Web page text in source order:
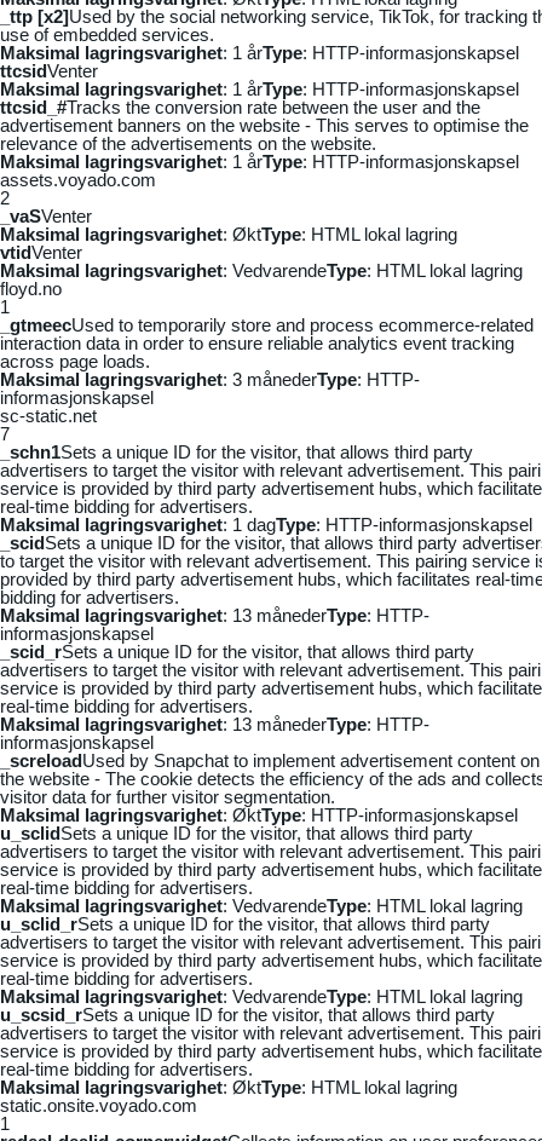
_ttp [x2]Used by the social networking service, TikTok, for tracking
use of embedded services.
Maksimal lagringsvarighet: 1 årType: HTTP-informasjonskapsel
ttcsidVenter
Maksimal lagringsvarighet: 1 årType: HTTP-informasjonskapsel
ttcsid_#Tracks the conversion rate between the user and the
advertisement banners on the website - This serves to optimise the
relevance of the advertisements on the website.
Maksimal lagringsvarighet: 1 årType: HTTP-informasjonskapsel
assets.voyado.com
2
_vaSVenter
Maksimal lagringsvarighet: ØktType: HTML lokal lagring
vtidVenter
Maksimal lagringsvarighet: VedvarendeType: HTML lokal lagring
floyd.no
1
_gtmeecUsed to temporarily store and process ecommerce-related
interaction data in order to ensure reliable analytics event tracking
across page loads.
Maksimal lagringsvarighet: 3 månederType: HTTP-
informasjonskapsel
sc-static.net
7
_schn1Sets a unique ID for the visitor, that allows third party
advertisers to target the visitor with relevant advertisement. This
service is provided by third party advertisement hubs, which
real-time bidding for advertisers.
Maksimal lagringsvarighet: 1 dagType: HTTP-informasjonskapsel
_scidSets a unique ID for the visitor, that allows third party
to target the visitor with relevant advertisement. This pairing service
provided by third party advertisement hubs, which facilitates real-
bidding for advertisers.
Maksimal lagringsvarighet: 13 månederType: HTTP-
informasjonskapsel
_scid_rSets a unique ID for the visitor, that allows third party
advertisers to target the visitor with relevant advertisement. This
service is provided by third party advertisement hubs, which
real-time bidding for advertisers.
Maksimal lagringsvarighet: 13 månederType: HTTP-
informasjonskapsel
_screloadUsed by Snapchat to implement advertisement content on
the website - The cookie detects the efficiency of the ads and
visitor data for further visitor segmentation.
Maksimal lagringsvarighet: ØktType: HTTP-informasjonskapsel
u_sclidSets a unique ID for the visitor, that allows third party
advertisers to target the visitor with relevant advertisement. This
service is provided by third party advertisement hubs, which
real-time bidding for advertisers.
Maksimal lagringsvarighet: VedvarendeType: HTML lokal lagring
u_sclid_rSets a unique ID for the visitor, that allows third party
advertisers to target the visitor with relevant advertisement. This
service is provided by third party advertisement hubs, which
real-time bidding for advertisers.
Maksimal lagringsvarighet: VedvarendeType: HTML lokal lagring
u_scsid_rSets a unique ID for the visitor, that allows third party
advertisers to target the visitor with relevant advertisement. This
service is provided by third party advertisement hubs, which
real-time bidding for advertisers.
Maksimal lagringsvarighet: ØktType: HTML lokal lagring
static.onsite.voyado.com
1